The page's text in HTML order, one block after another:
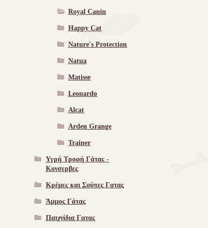
Royal Canin
Happy Cat
Nature's Protection
Natua
Matisse
Leonardo
Alcat
Arden Grange
Trainer
Υγρή Τροφή Γάτας -
Kονσερβες
Κρέμες και Σούπες Γατας
Άμμος Γάτας
Παιχνίδια Γατας